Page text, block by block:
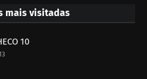
mais visitadas
10